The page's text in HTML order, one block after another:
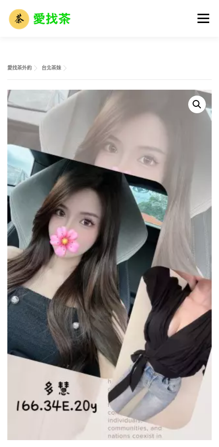
選單
外送茶市場解析 外送茶術語大全
愛找茶外約 台北茶妹